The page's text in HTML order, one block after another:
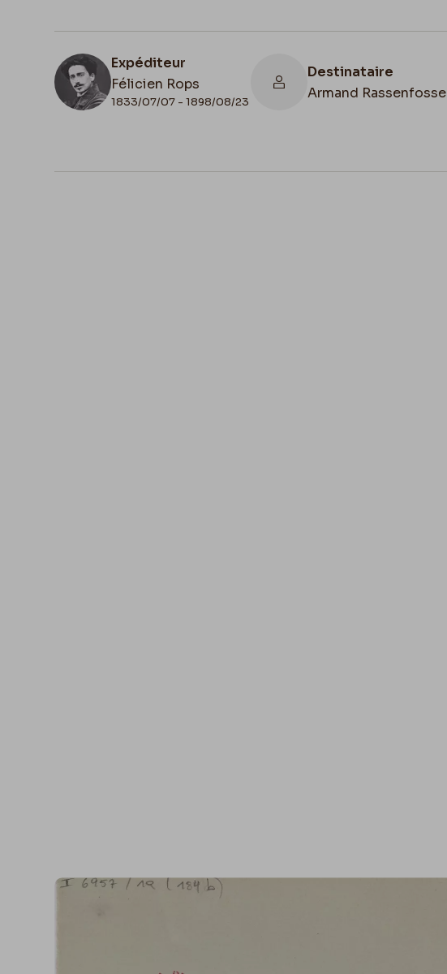
Expéditeur
Félicien Rops
1833/07/07 - 1898/08/23
Destinataire
Armand Rassenfosse